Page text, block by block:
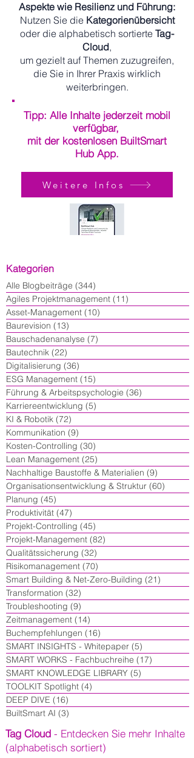
Aspekte wie Resilienz und Führung:
Nutzen Sie die Kategorienübersicht
oder die alphabetisch sortierte Tag-
Cloud,
um gezielt auf Themen zuzugreifen,
die Sie in Ihrer Praxis wirklich
weiterbringen.
Tipp: Alle Inhalte jederzeit mobil
verfügbar,
mit der kostenlosen BuiltSmart
Hub App.
Weitere Infos
Kategorien
Alle Blogbeiträge (344)
Agiles Projektmanagement (11)
Asset-Management (10)
Baurevision (13)
Bauschadenanalyse (7)
Bautechnik (22)
Digitalisierung (36)
ESG Management (15)
Führung & Arbeitspsychologie (36)
Karriereentwicklung (5)
KI & Robotik (72)
Kommunikation (9)
Kosten-Controlling (30)
Lean Management (25)
Nachhaltige Baustoffe & Materialien (9)
Organisationsentwicklung & Struktur (60)
Planung (45)
Produktivität (47)
Projekt-Controlling (45)
Projekt-Management (82)
Qualitätssicherung (32)
Risikomanagement (70)
Smart Building & Net-Zero-Building (21)
Transformation (32)
Troubleshooting (9)
Zeitmanagement (14)
Buchempfehlungen (16)
SMART INSIGHTS - Whitepaper (5)
SMART WORKS - Fachbuchreihe (17)
SMART KNOWLEDGE LIBRARY (5)
TOOLKIT Spotlight (4)
DEEP DIVE (16)
BuiltSmart AI (3)
Tag Cloud - Entdecken Sie mehr Inhalte
(alphabetisch sortiert)